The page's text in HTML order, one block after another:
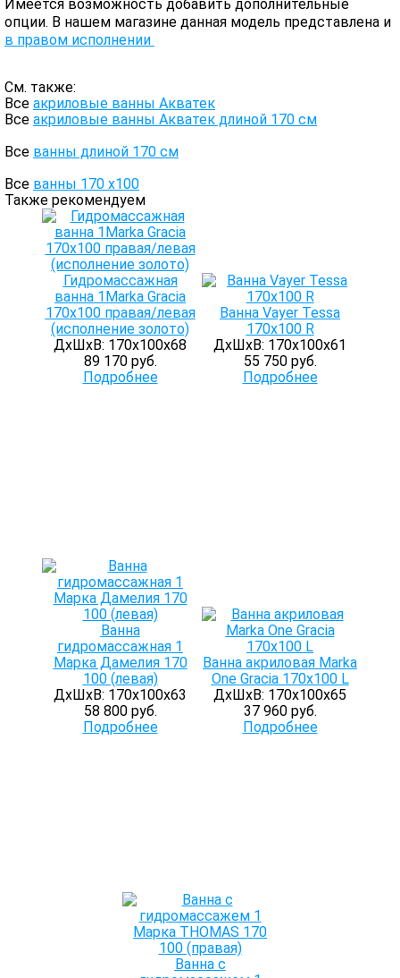
Имеется возможность добавить дополнительные
опции. В нашем магазине данная модель представлена и
в правом исполнении
См. также:
Все акриловые ванны Акватек
Все акриловые ванны Акватек длиной 170 см
Все ванны длиной 170 см
Все ванны 170 х100
Также рекомендуем
Гидромассажная
ванна 1Marka Gracia
170х100 правая/левая
(исполнение золото)
ДхШхВ: 170х100х68
89 170 руб.
Подробнее
Ванна Vayer Tessa
170x100 R
ДхШхВ: 170х100х61
55 750 руб.
Подробнее
Ванна
гидромассажная 1
Марка Дамелия 170
100 (левая)
ДхШхВ: 170х100х63
58 800 руб.
Подробнее
Ванна акриловая Marka
One Gracia 170x100 L
ДхШхВ: 170х100х65
37 960 руб.
Подробнее
Ванна с